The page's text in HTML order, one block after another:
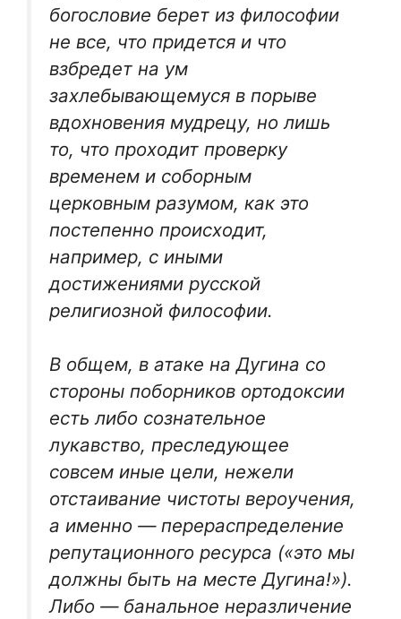
богословие берет из философии
не все, что придется и что
взбредет на ум
захлебывающемуся в порыве
вдохновения мудрецу, но лишь
то, что проходит проверку
временем и соборным
церковным разумом, как это
постепенно происходит,
например, с иными
достижениями русской
религиозной философии.
В общем, в атаке на Дугина со
стороны поборников ортодоксии
есть либо сознательное
лукавство, преследующее
совсем иные цели, нежели
отстаивание чистоты вероучения,
а именно — перераспределение
репутационного ресурса («это мы
должны быть на месте Дугина!»).
Либо — банальное неразличение